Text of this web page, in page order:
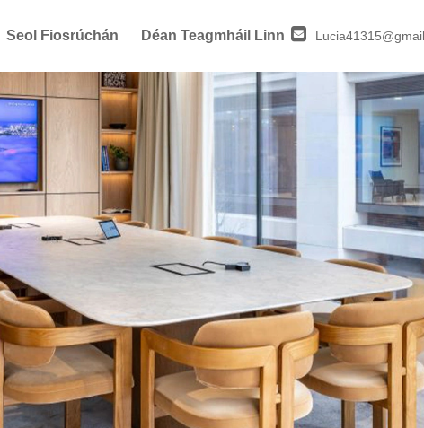
Seol Fiosrúchán Déan Teagmháil Linn